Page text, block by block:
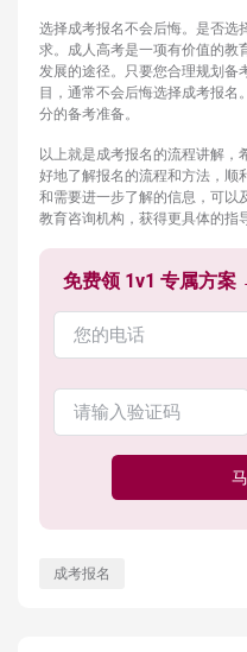
选择成考报名不会后悔。是否选
求。成人高考是一项有价值的教
发展的途径。只要您合理规划备
目，通常不会后悔选择成考报名
分的备考准备。
以上就是成考报名的流程讲解，
好地了解报名的流程和方法，顺
和需要进一步了解的信息，可以
教育咨询机构，获得更具体的指
免费领 1v1 专属方
成考报名